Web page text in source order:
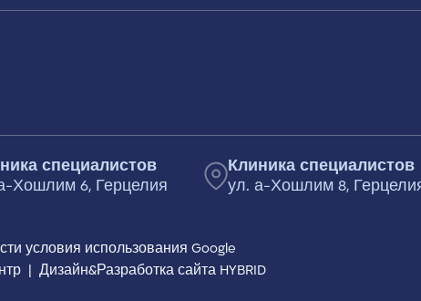
специалистов
Хошлим 6, Герцелия
Клиника специалистов
ул. а-Хошлим 8,
условия использования Google
| Дизайн&Разработка сайта HYBRID